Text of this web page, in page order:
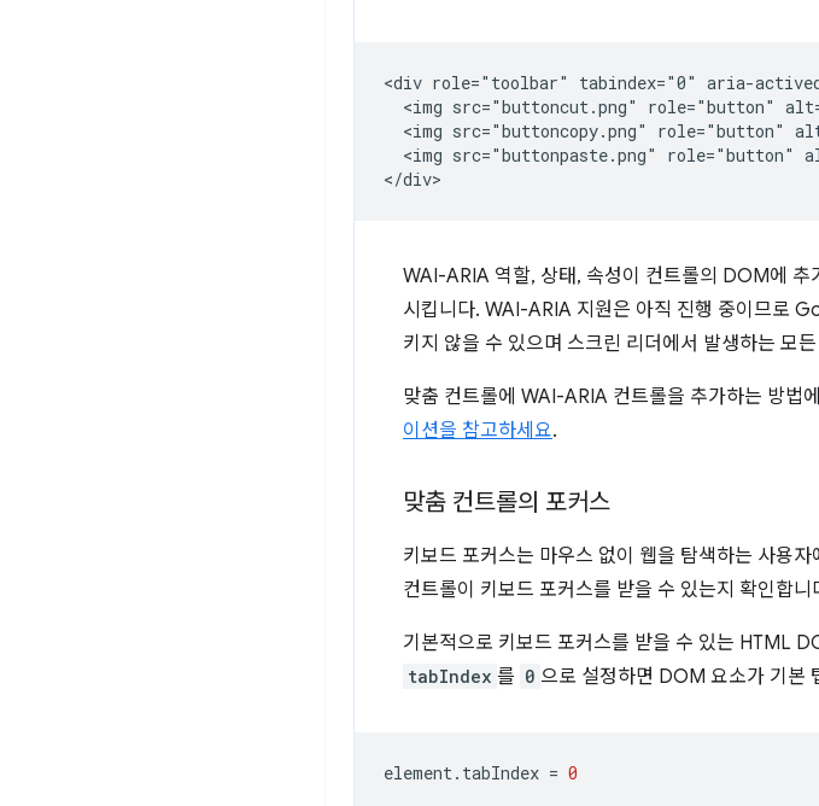
<div role="toolbar" tabindex="0" aria-
<img src="buttoncut.png" role="button"
<img src="buttoncopy.png" role="button"
<img src="buttonpaste.png" role="button"
WAI-ARIA 역할, 상태, 속성이 컨트롤의 DOM에
시킵니다. WAI-ARIA 지원은 아직 진행 중이므로
키지 않을 수 있으며 스크린 리더에서 발생하는 모
맞춤 컨트롤에 WAI-ARIA 컨트롤을 추가하는 방법
이션을 참고하세요.
맞춤 컨트롤의 포커스
키보드 포커스는 마우스 없이 웹을 탐색하는 사용
컨트롤이 키보드 포커스를 받을 수 있는지 확인합니
기본적으로 키보드 포커스를 받을 수 있는 HTML
tabIndex 를 0 으로 설정하면 DOM 요소가 기본
element. tabIndex = 0